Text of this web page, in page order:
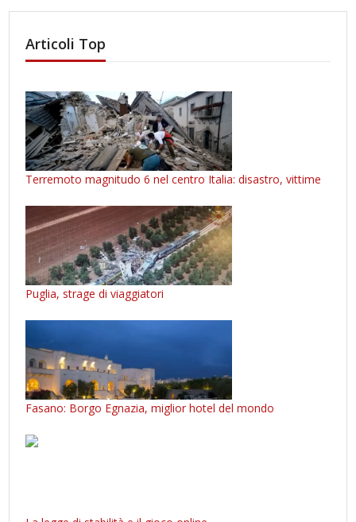
Articoli Top
Terremoto magnitudo 6 nel centro Italia: disastro, vittime
Puglia, strage di viaggiatori
Fasano: Borgo Egnazia, miglior hotel del mondo